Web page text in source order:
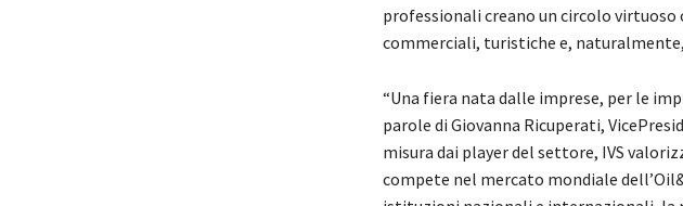
professionali creano un circolo
commerciali, turistiche e,
“Una fiera nata dalle imprese, per le
parole di Giovanna Ricuperati,
misura dai player del settore, IVS
compete nel mercato mondiale